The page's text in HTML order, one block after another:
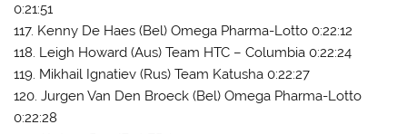
0:21:51
117. Kenny De Haes (Bel) Omega Pharma-Lotto 0:22:12
118. Leigh Howard (Aus) Team HTC – Columbia 0:22:24
119. Mikhail Ignatiev (Rus) Team Katusha 0:22:27
120. Jurgen Van Den Broeck (Bel) Omega Pharma-Lotto
0:22:28